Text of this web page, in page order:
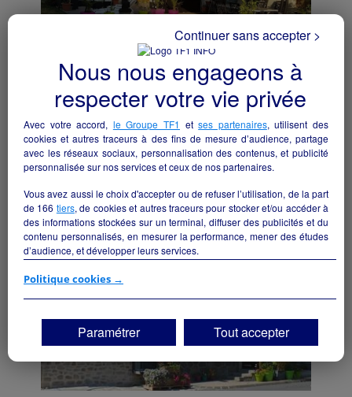
Ensemble Touristique - Gîte de groupe/
Chambres d'hôtes 25 couchages - Massif du
sancy
Besse-et-Saint-Anastaise - 63610
Nous nous engageons à
respecter votre vie privée
Avec votre accord, le Groupe TF1 etses partenaires, utilisent des
cookies et autres traceurs à des fins de mesure d’audience, partage
avec les réseaux sociaux, personnalisation des contenus, et publicité
personnalisée sur nos services et ceux de nos partenaires.
Vous avez aussi le choix d'accepter ou de refuser l’utilisation, de la part
de 166 tiers, de cookies et autres traceurs pour stocker et/ou accéder à
des informations stockées sur un terminal, diffuser des publicités et du
contenu personnalisés, en mesurer la performance, mener des études
d’audience, et développer leurs services.
Si vous continuez sans accepter, les fonctionnalités liées à la
vos centres d'intérêt. Seuls lescookies/traceurs techniquesseront
déposés et lus sur votre terminal.
Vous pouvez exprimer vos choix en cliquant sur "Tout accepter",
"Continuer sans accepter" ou "Paramétrer", et les modifier à tout
moment en cliquant sur le lien "Paramétrez vos choix" situé en bas de
Politique cookies →
Paramétrer
Continuer sans accepter >
Tout accepter